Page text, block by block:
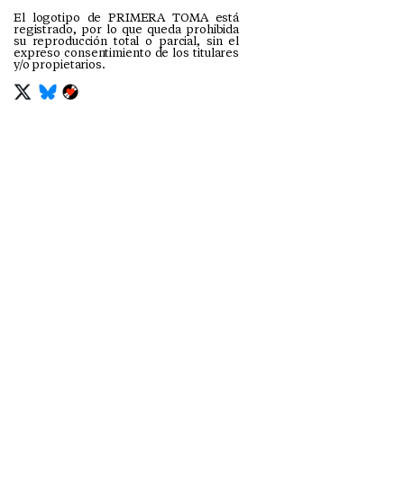
El logotipo de PRIMERA TOMA está
registrado, por lo que queda prohibida
su reproducción total o parcial, sin el
expreso consentimiento de los titulares
y/o propietarios.